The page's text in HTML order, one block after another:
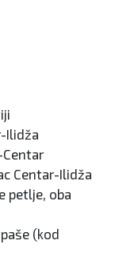
Ilidža
Centar
Centar-Ilidža
petlje, oba
(kod